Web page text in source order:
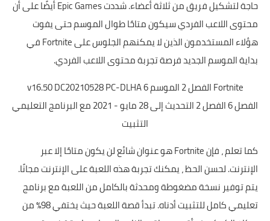
حاجة لتشكيل فريق من ثلاثة أعضاء. شددت Epic Games أيضًا على أن
محتوى اللاعب الفردي سيكون متاحًا طوال الموسم حتى يفوت
هؤلاء المستخدمون الذين لا يمكنهم الجلوس على Fortnite في
بداية الموسم الجديد فرصة تجربة محتوى اللاعب الفردي.
Fortnite الفصل 2 الموسم 6 v16.50 DC20210528 PC-DLHA
الفصل 6 الفصل 2 التحديث إلى 28 مايو - 2021 مع البرنامج التعليمي
التثبيت
كما تعلم ، فإن Fortnite هو عنوان شائع لن يكون متاحًا إلا عبر
الإنترنت. لحسن الحظ ، يمكنك تجربة هذه اللعبة على الإنترنت مجانًا.
يتم توفير نسخة مضغوطة ومحدثة بالكامل من اللعبة مع برنامج
تعليمي كامل للتثبيت أدناه. تبدأ قصة اللعبة حيث يختفي 98٪ من